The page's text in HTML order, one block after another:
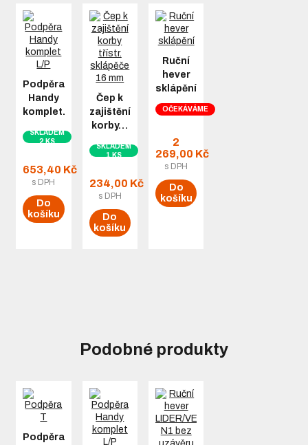
Podpěra
Handy
komplet…
SKLADEM
2 KS
653,40 Kč
s DPH
Do
košíku
Čep k
zajištění
korby…
SKLADEM
1 KS
234,00 Kč
s DPH
Do
košíku
Ruční
hever
sklápění
OČEKÁVÁME
2
269,00 Kč
s DPH
Do
košíku
Podobné produkty
Podpěra